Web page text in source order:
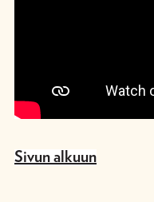
Sivun alkuun